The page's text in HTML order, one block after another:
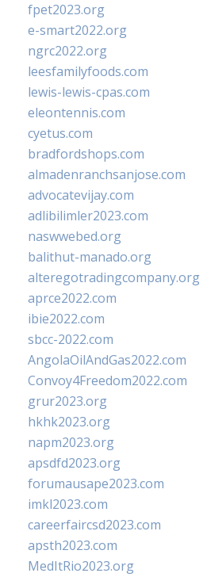
fpet2023.org
e-smart2022.org
ngrc2022.org
leesfamilyfoods.com
lewis-lewis-cpas.com
eleontennis.com
cyetus.com
bradfordshops.com
almadenranchsanjose.com
advocatevijay.com
adlibilimler2023.com
naswwebed.org
balithut-manado.org
alteregotradingcompany.org
aprce2022.com
ibie2022.com
sbcc-2022.com
AngolaOilAndGas2022.com
Convoy4Freedom2022.com
grur2023.org
hkhk2023.org
napm2023.org
apsdfd2023.org
forumausape2023.com
imkl2023.com
careerfaircsd2023.com
apsth2023.com
MedItRio2023.org